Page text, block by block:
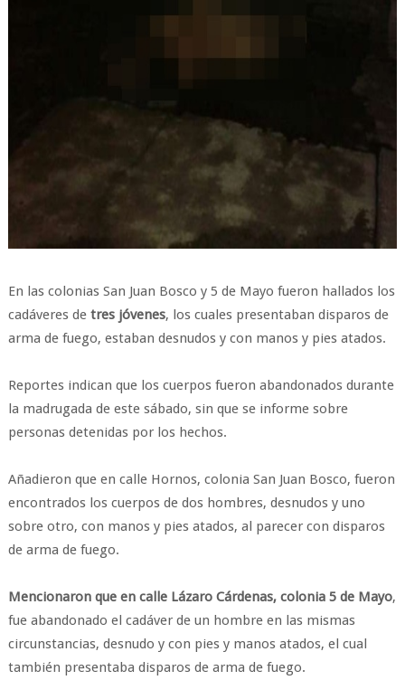
En las colonias San Juan Bosco y 5 de Mayo fueron hallados los
cadáveres de tres jóvenes, los cuales presentaban disparos de
arma de fuego, estaban desnudos y con manos y pies atados.
Reportes indican que los cuerpos fueron abandonados durante
la madrugada de este sábado, sin que se informe sobre
personas detenidas por los hechos.
Añadieron que en calle Hornos, colonia San Juan Bosco, fueron
encontrados los cuerpos de dos hombres, desnudos y uno
sobre otro, con manos y pies atados, al parecer con disparos
de arma de fuego.
Mencionaron que en calle Lázaro Cárdenas, colonia 5 de Mayo,
fue abandonado el cadáver de un hombre en las mismas
circunstancias, desnudo y con pies y manos atados, el cual
también presentaba disparos de arma de fuego.